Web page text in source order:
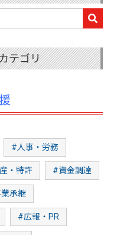
テゴリ
#人事・労務
・特許 #資金調達
承継
#広報・PR